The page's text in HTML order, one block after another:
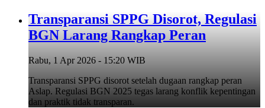
Transparansi SPPG Disorot, Regulasi
BGN Larang Rangkap Peran
Rabu, 1 Apr 2026 - 15:20 WIB
Transparansi SPPG disorot setelah dugaan rangkap peran
Aslap. Regulasi BGN 2025 tegas larang konflik kepentingan
dan praktik tidak transparan.